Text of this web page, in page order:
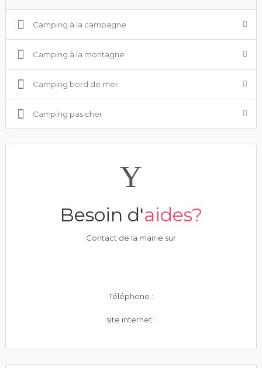
Camping à la campagne
Camping à la montagne
Camping bord de mer
Camping pas cher
Besoin d'aides?
Contact de la mairie sur
Téléphone :
site internet :